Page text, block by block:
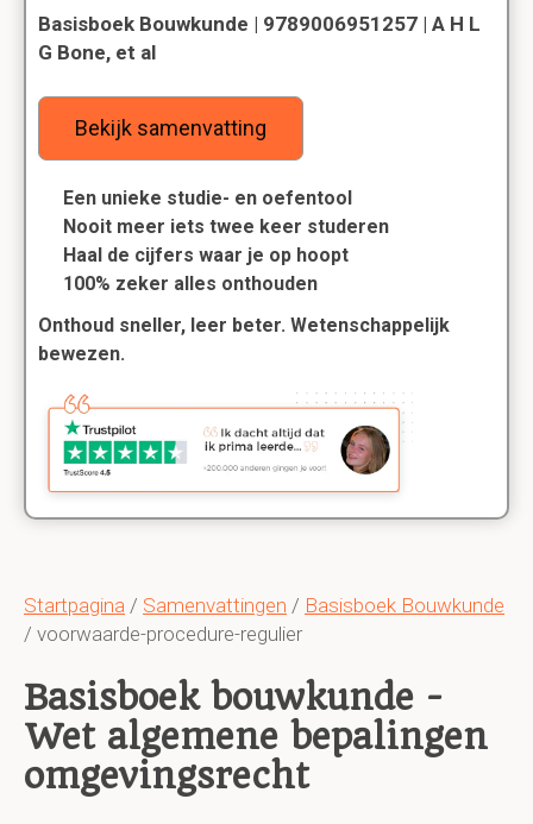
Startpagina / Samenvattingen / Basisboek Bouwkunde
/ voorwaarde-procedure-regulier
Basisboek bouwkunde -
Wet algemene bepalingen
omgevingsrecht
Basisboek Bouwkunde | 9789006951257 | A H L
G Bone, et al
Bekijk samenvatting
Een unieke studie- en oefentool
Nooit meer iets twee keer studeren
Haal de cijfers waar je op hoopt
100% zeker alles onthouden
Onthoud sneller, leer beter. Wetenschappelijk
bewezen.